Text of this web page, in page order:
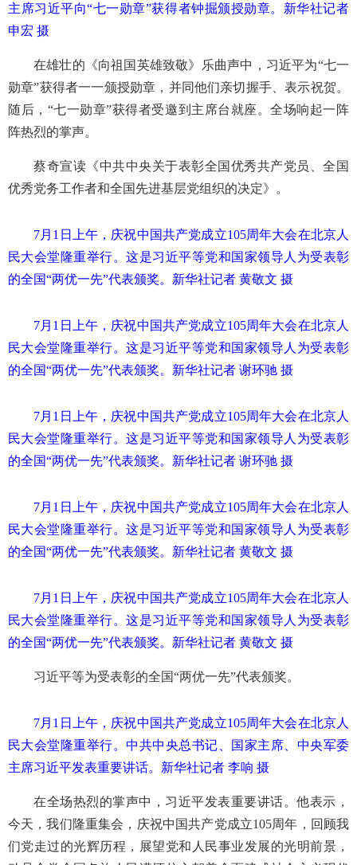
主席习近平向“七一勋章”获得者钟掘颁授勋章。新华社记者
申宏 摄
在雄壮的《向祖国英雄致敬》乐曲声中，习近平为“七一
勋章”获得者一一颁授勋章，并同他们亲切握手、表示祝贺。
随后，“七一勋章”获得者受邀到主席台就座。全场响起一阵
阵热烈的掌声。
蔡奇宣读《中共中央关于表彰全国优秀共产党员、全国
优秀党务工作者和全国先进基层党组织的决定》。
7月1日上午，庆祝中国共产党成立105周年大会在北京人
民大会堂隆重举行。这是习近平等党和国家领导人为受表彰
的全国“两优一先”代表颁奖。新华社记者 黄敬文 摄
7月1日上午，庆祝中国共产党成立105周年大会在北京人
民大会堂隆重举行。这是习近平等党和国家领导人为受表彰
的全国“两优一先”代表颁奖。新华社记者 谢环驰 摄
7月1日上午，庆祝中国共产党成立105周年大会在北京人
民大会堂隆重举行。这是习近平等党和国家领导人为受表彰
的全国“两优一先”代表颁奖。新华社记者 谢环驰 摄
7月1日上午，庆祝中国共产党成立105周年大会在北京人
民大会堂隆重举行。这是习近平等党和国家领导人为受表彰
的全国“两优一先”代表颁奖。新华社记者 黄敬文 摄
7月1日上午，庆祝中国共产党成立105周年大会在北京人
民大会堂隆重举行。这是习近平等党和国家领导人为受表彰
的全国“两优一先”代表颁奖。新华社记者 黄敬文 摄
习近平等为受表彰的全国“两优一先”代表颁奖。
7月1日上午，庆祝中国共产党成立105周年大会在北京人
民大会堂隆重举行。中共中央总书记、国家主席、中央军委
主席习近平发表重要讲话。新华社记者 李响 摄
在全场热烈的掌声中，习近平发表重要讲话。他表示，
今天，我们隆重集会，庆祝中国共产党成立105周年，回顾我
们党走过的光辉历程，展望党和人民事业发展的光明前景，